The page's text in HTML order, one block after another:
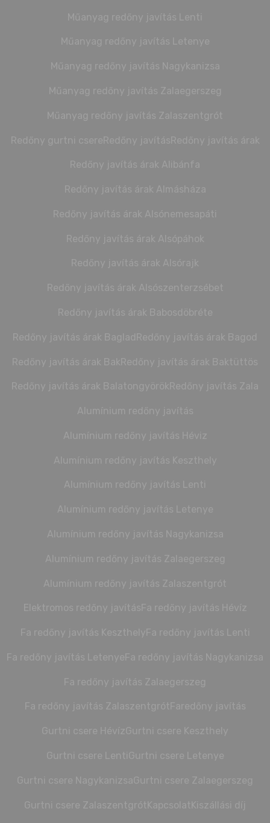
Műanyag redőny javítás Lenti
Műanyag redőny javítás Letenye
Műanyag redőny javítás Nagykanizsa
Műanyag redőny javítás Zalaegerszeg
Műanyag redőny javítás Zalaszentgrót
Redőny javítás Redőny javítás árak
Redőny javítás árak Alibánfa
Redőny javítás árak Almásháza
Redőny javítás árak Alsónemesapáti
Redőny javítás árak Alsópáhok
Redőny javítás árak Alsórajk
Redőny javítás árak Alsószenterzsébet
Redőny javítás árak Babosdöbréte
Redőny javítás árak Baglad Redőny javítás árak Bagod
Redőny javítás árak Bak Redőny javítás árak Baktüttös
Redőny javítás árak Balatongyörök Redőny javítás Zala
Alumínium redőny javítás
Alumínium redőny javítás Héviz
Alumínium redőny javítás Keszthely
Alumínium redőny javítás Lenti
Alumínium redőny javítás Letenye
Alumínium redőny javítás Nagykanizsa
Alumínium redőny javítás Zalaegerszeg
Alumínium redőny javítás Zalaszentgrót
Elektromos redőny javítás Fa redőny javítás Hévíz
Fa redőny javítás Keszthely Fa redőny javítás Lenti
Fa redőny javítás Letenye Fa redőny javítás Nagykanizsa
Fa redőny javítás Zalaegerszeg
Fa redőny javítás Zalaszentgrót Faredőny javítás
Gurtni csere Hévíz Gurtni csere Keszthely
Gurtni csere Nagykanizsa Gurtni csere Zalaegerszeg
Gurtni csere Zalaszentgrót Kiszállási díj